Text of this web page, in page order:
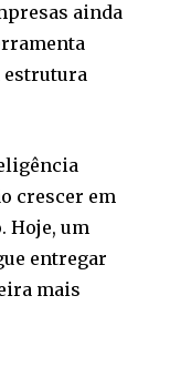
ainda
estrutura
crescer em
Hoje, um
entregar
mais